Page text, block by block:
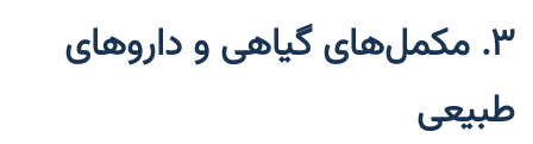
۳. مکمل‌های گیاهی و داروهای
طبیعی